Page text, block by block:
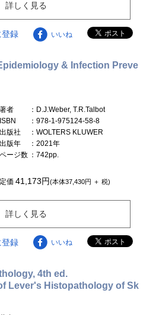
詳しく見る
登録 いいね
& Infection Preve
著者
：D.J.Weber, T.R.Talbot
ISBN
：978-1-975124-58-8
出版社
：WOLTERS KLUWER
出版年
：2021年
ページ数 ：742pp.
定価41,173円(本体37,430円 ＋ 税)
詳しく見る
登録 いいね
4th ed.
Lever's Histopathology of Sk